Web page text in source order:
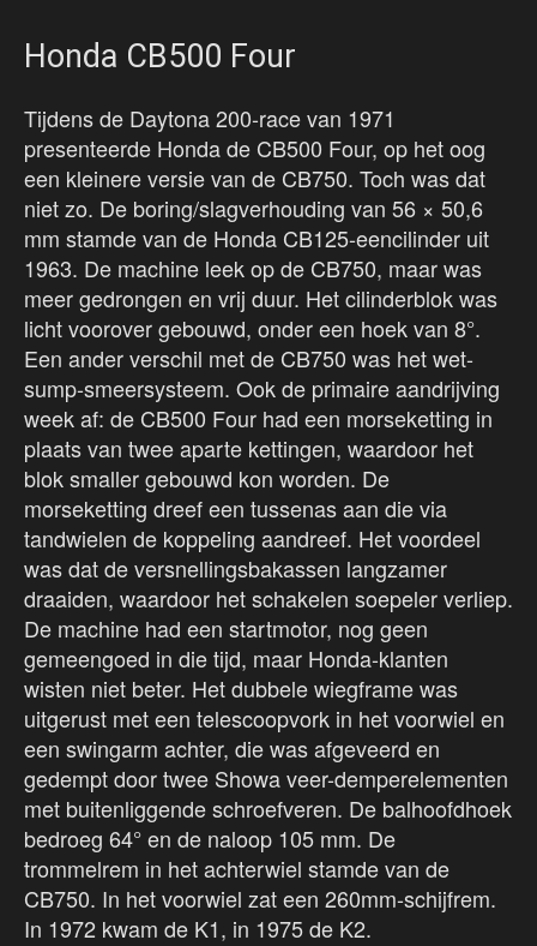
Honda CB500 Four
Tijdens de Daytona 200-race van 1971
presenteerde Honda de CB500 Four, op het oog
een kleinere versie van de CB750. Toch was dat
niet zo. De boring/slagverhouding van 56 × 50,6
mm stamde van de Honda CB125-eencilinder uit
1963. De machine leek op de CB750, maar was
meer gedrongen en vrij duur. Het cilinderblok was
licht voorover gebouwd, onder een hoek van 8°.
Een ander verschil met de CB750 was het wet-
sump-smeersysteem. Ook de primaire aandrijving
week af: de CB500 Four had een morseketting in
plaats van twee aparte kettingen, waardoor het
blok smaller gebouwd kon worden. De
morseketting dreef een tussenas aan die via
tandwielen de koppeling aandreef. Het voordeel
was dat de versnellingsbakassen langzamer
draaiden, waardoor het schakelen soepeler verliep.
De machine had een startmotor, nog geen
gemeengoed in die tijd, maar Honda-klanten
wisten niet beter. Het dubbele wiegframe was
uitgerust met een telescoopvork in het voorwiel en
een swingarm achter, die was afgeveerd en
gedempt door twee Showa veer-demperelementen
met buitenliggende schroefveren. De balhoofdhoek
bedroeg 64° en de naloop 105 mm. De
trommelrem in het achterwiel stamde van de
CB750. In het voorwiel zat een 260mm-schijfrem.
In 1972 kwam de K1, in 1975 de K2.